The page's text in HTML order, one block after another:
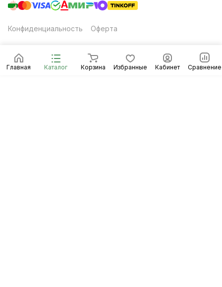
Главная Каталог Корзина Избранные Кабинет Сравнение
Конфиденциальность Оферта